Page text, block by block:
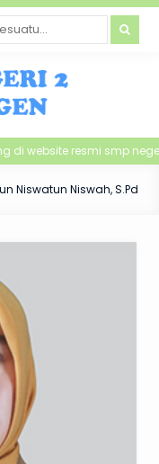
di website resmi smp
Niswatun Niswah, S.Pd